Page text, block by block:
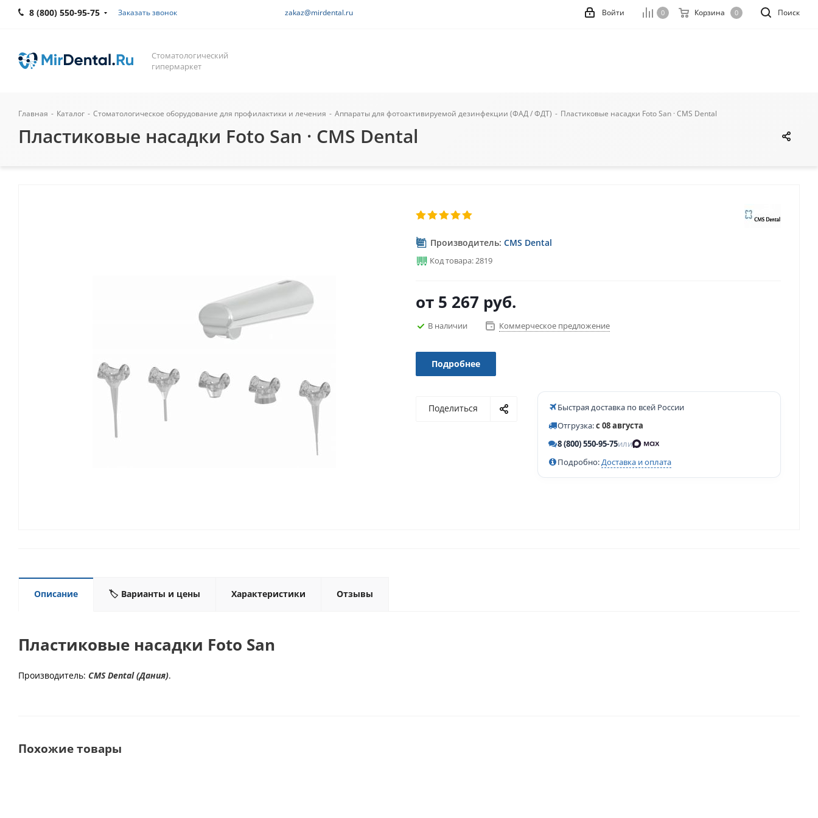
8 (800) 550-95-75 Заказать звонок zakaz@mirdental.ru Поиск
0 Корзина 0
Войти
Стоматологический
гипермаркет
Главная - Каталог - Стоматологическое оборудование для профилактики и лечения - Аппараты для фотоактивируемой дезинфекции (ФАД / ФДТ) - Пластиковые насадки Foto San · CMS Dental
Пластиковые насадки Foto San · CMS Dental
Производитель: CMS Dental
Код товара: 2819
от 5 267 руб.
В наличии Коммерческое предложение
Подробнее
Поделиться
Быстрая доставка по всей России
Отгрузка:с 08 августа
8 (800) 550-95-75или
Подробно:Доставка и оплата
Описание 🏷️ Варианты и цены Характеристики Отзывы
Пластиковые насадки Foto San
Производитель: CMS Dental (Дания).
Похожие товары